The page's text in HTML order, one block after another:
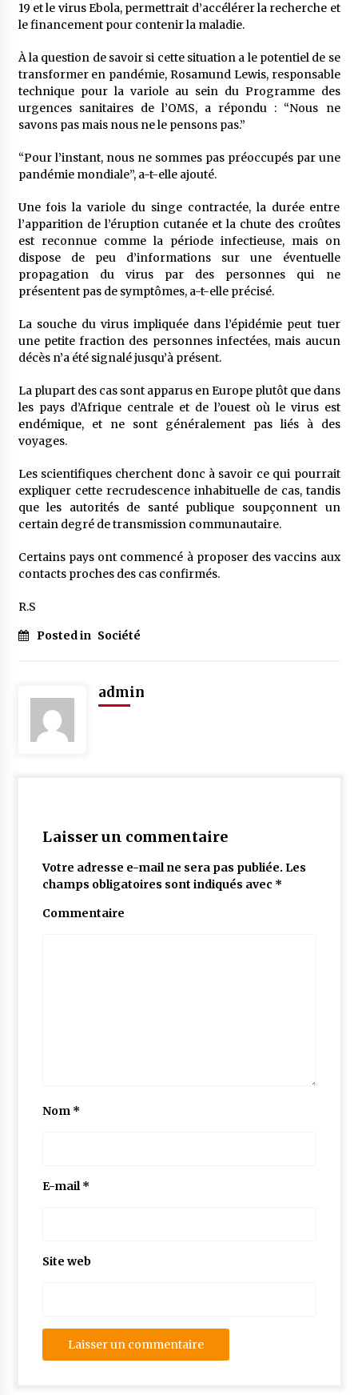
19 et le virus Ebola, permettrait d’accélérer la recherche et
le financement pour contenir la maladie.
À la question de savoir si cette situation a le potentiel de se
transformer en pandémie, Rosamund Lewis, responsable
technique pour la variole au sein du Programme des
urgences sanitaires de l’OMS, a répondu : “Nous ne
savons pas mais nous ne le pensons pas.”
“Pour l’instant, nous ne sommes pas préoccupés par une
pandémie mondiale”, a-t-elle ajouté.
Une fois la variole du singe contractée, la durée entre
l’apparition de l’éruption cutanée et la chute des croûtes
est reconnue comme la période infectieuse, mais on
dispose de peu d’informations sur une éventuelle
propagation du virus par des personnes qui ne
présentent pas de symptômes, a-t-elle précisé.
La souche du virus impliquée dans l’épidémie peut tuer
une petite fraction des personnes infectées, mais aucun
décès n’a été signalé jusqu’à présent.
La plupart des cas sont apparus en Europe plutôt que dans
les pays d’Afrique centrale et de l’ouest où le virus est
endémique, et ne sont généralement pas liés à des
voyages.
Les scientifiques cherchent donc à savoir ce qui pourrait
expliquer cette recrudescence inhabituelle de cas, tandis
que les autorités de santé publique soupçonnent un
certain degré de transmission communautaire.
Certains pays ont commencé à proposer des vaccins aux
contacts proches des cas confirmés.
R.S
Posted in Société
admin
Laisser un commentaire
Votre adresse e-mail ne sera pas publiée. Les
champs obligatoires sont indiqués avec *
Commentaire
Nom *
E-mail*
Site web